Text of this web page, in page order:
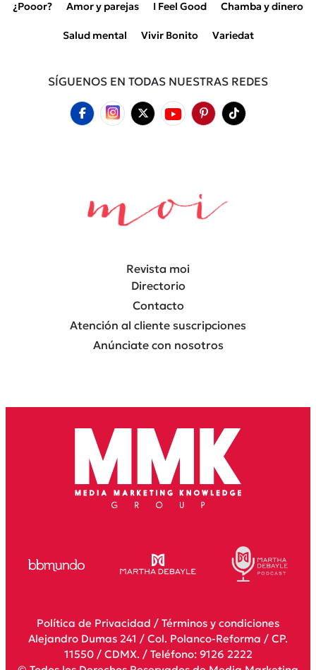
¿Pooor? Amor y parejas I Feel Good Chamba y dinero
Salud mental Vivir Bonito Variedat
SÍGUENOS EN TODAS NUESTRAS REDES
Revista moi
Directorio
Contacto
Atención al cliente suscripciones
Anúnciate con nosotros
Política de Privacidad / Términos y condiciones
Alejandro Dumas 241 / Col. Polanco-Reforma / CP.
11550 / CDMX. / Teléfono: 9126 2222